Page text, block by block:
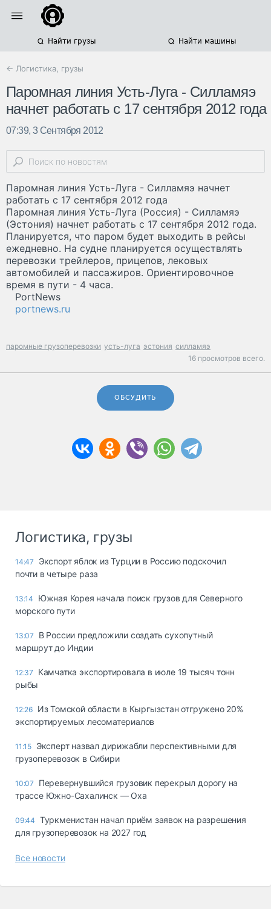
Найти грузы Найти машины
← Логистика, грузы
Паромная линия Усть-Луга - Силламяэ
начнет работать с 17 сентября 2012 года
07:39, 3 Сентября 2012
Паромная линия Усть-Луга - Силламяэ начнет
работать с 17 сентября 2012 года
Паромная линия Усть-Луга (Россия) - Силламяэ
(Эстония) начнет работать с 17 сентября 2012 года.
Планируется, что паром будет выходить в рейсы
ежедневно. На судне планируется осуществлять
перевозки трейлеров, прицепов, лековых
автомобилей и пассажиров. Ориентировочное
время в пути - 4 часа.
PortNews
portnews.ru
паромные грузоперевозки усть-луга эстония силламяэ
16 просмотров всего.
ОБСУДИТЬ
Логистика, грузы
14:47
Экспорт яблок из Турции в Россию подскочил
почти в четыре раза
13:14
Южная Корея начала поиск грузов для Северного
морского пути
13:07
В России предложили создать сухопутный
маршрут до Индии
12:37
Камчатка экспортировала в июле 19 тысяч тонн
рыбы
12:26 Из Томской области в Кыргызстан отгружено 20%
экспортируемых лесоматериалов
11:15 Эксперт назвал дирижабли перспективными для
грузоперевозок в Сибири
10:07
Перевернувшийся грузовик перекрыл дорогу на
трассе Южно-Сахалинск — Оха
09:44 Туркменистан начал приём заявок на разрешения
для грузоперевозок на 2027 год
Все новости